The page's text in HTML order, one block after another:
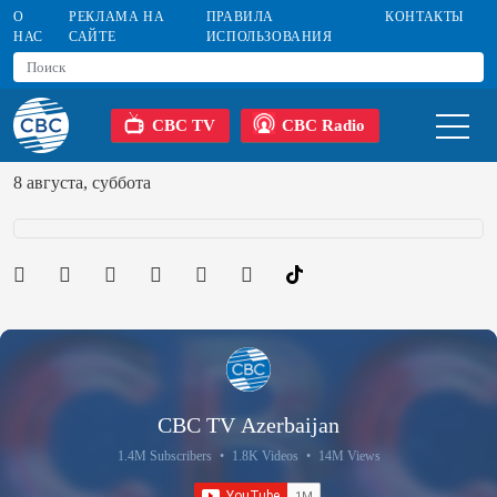
О
НАС
РЕКЛАМА НА
САЙТЕ
ПРАВИЛА
ИСПОЛЬЗОВАНИЯ
КОНТАКТЫ
CBC TV CBC Radio
8 августа, суббота
CBC TV Azerbaijan
1.4M Subscribers • 1.8K Videos • 14M Views